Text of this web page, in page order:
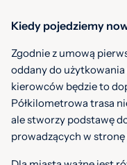
Kiedy pojedziemy
Zgodnie z umową
oddany do użytkowania
kierowców będzie to
Półkilometrowa trasa
ale stworzy podstawę
prowadzących w stronę